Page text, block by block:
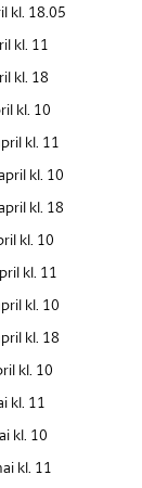
kl. 18.05
kl. 11
kl. 18
kl. 10
kl. 11
kl. 10
kl. 18
kl. 10
kl. 11
kl. 10
kl. 18
kl. 10
kl. 11
kl. 10
kl. 11